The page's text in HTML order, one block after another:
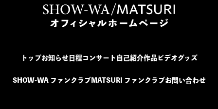
トップお知らせ日程コンサート 自己紹介作品ビデオグッズ
SHOW-WA ファンクラブ MATSURI ファンクラブ お問い合わせ